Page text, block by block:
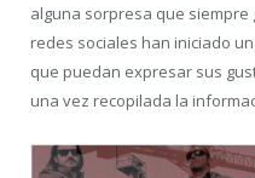
alguna sorpresa que siempre
redes sociales han iniciado
que puedan expresar sus
una vez recopilada la